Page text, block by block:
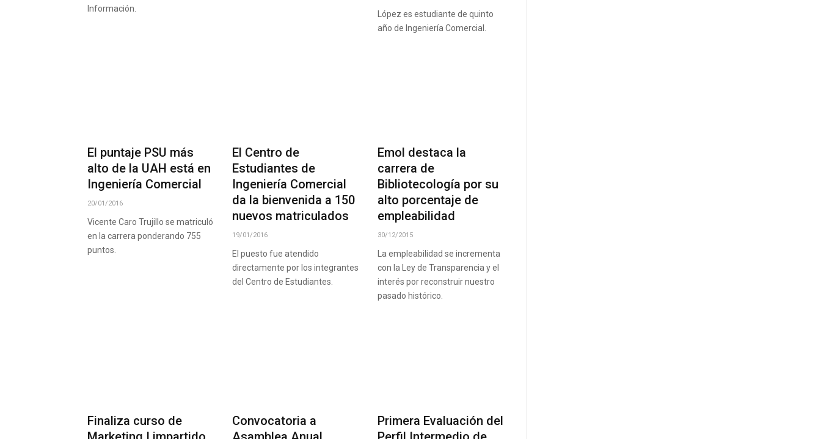
Información.
López es estudiante de quinto
año de Ingeniería Comercial.
El puntaje PSU más
alto de la UAH está en
Ingeniería Comercial
20/01/2016
Vicente Caro Trujillo se matriculó
en la carrera ponderando 755
puntos.
El Centro de
Estudiantes de
Ingeniería Comercial
da la bienvenida a 150
nuevos matriculados
19/01/2016
El puesto fue atendido
directamente por los integrantes
del Centro de Estudiantes.
Emol destaca la
carrera de
Bibliotecología por su
alto porcentaje de
empleabilidad
30/12/2015
La empleabilidad se incrementa
con la Ley de Transparencia y el
interés por reconstruir nuestro
pasado histórico.
Finaliza curso de
Convocatoria a
Primera Evaluación del